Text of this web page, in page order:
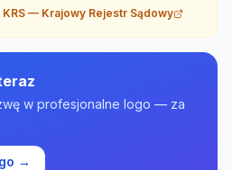
KRS — Krajowy Rejestr Sądowy
w profesjonalne logo — za
→